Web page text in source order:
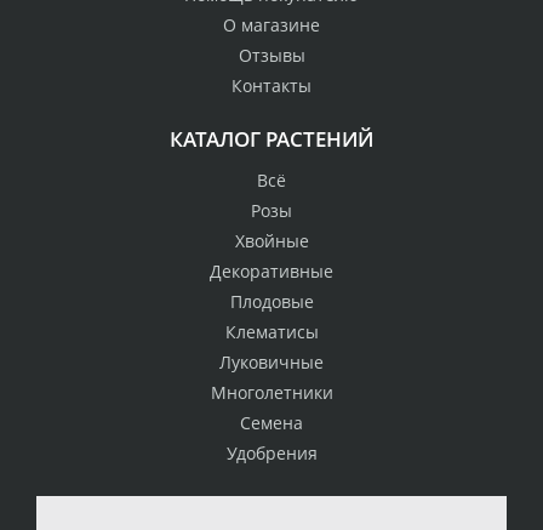
О магазине
Отзывы
Контакты
КАТАЛОГ РАСТЕНИЙ
Всё
Розы
Хвойные
Декоративные
Плодовые
Клематисы
Луковичные
Многолетники
Семена
Удобрения